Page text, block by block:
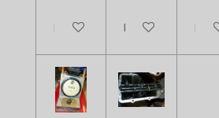
In den Warenkorb
In den In